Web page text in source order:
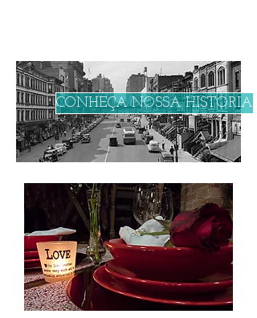
CONHEÇA NOSSA HISTÓRIA